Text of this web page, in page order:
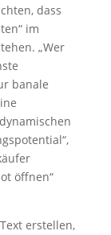
dass
im
„Wer
banale
öffnen“
erstellen,